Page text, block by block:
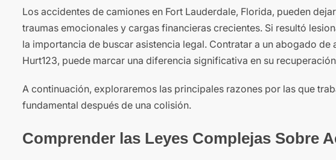
Los accidentes de camiones en Fort Lauderdale, Florida, pueden
traumas emocionales y cargas financieras crecientes. Si resultó
la importancia de buscar asistencia legal. Contratar a un abogado
Hurt123, puede marcar una diferencia significativa en su
A continuación, exploraremos las principales razones por las que
fundamental después de una colisión.
Comprender las Leyes Complejas Sobre